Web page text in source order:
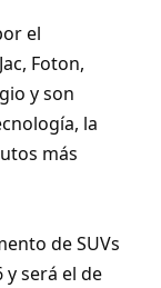
el
Foton,
y son
la
más
de SUVs
será el de